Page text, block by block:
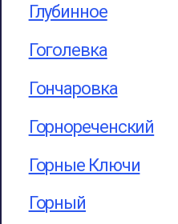
Глубинное
Гоголевка
Гончаровка
Горнореченский
Горные Ключи
Горный